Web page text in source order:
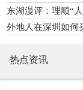
东湖漫评：理顺“
外地人在深圳如何
热点资讯